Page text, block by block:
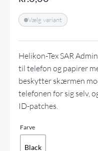
Vælg variant
Helikon-Tex SAR
til telefon og papirer
beskytter skærmen
telefonen for sig selv,
ID-patches.
Farve
Black